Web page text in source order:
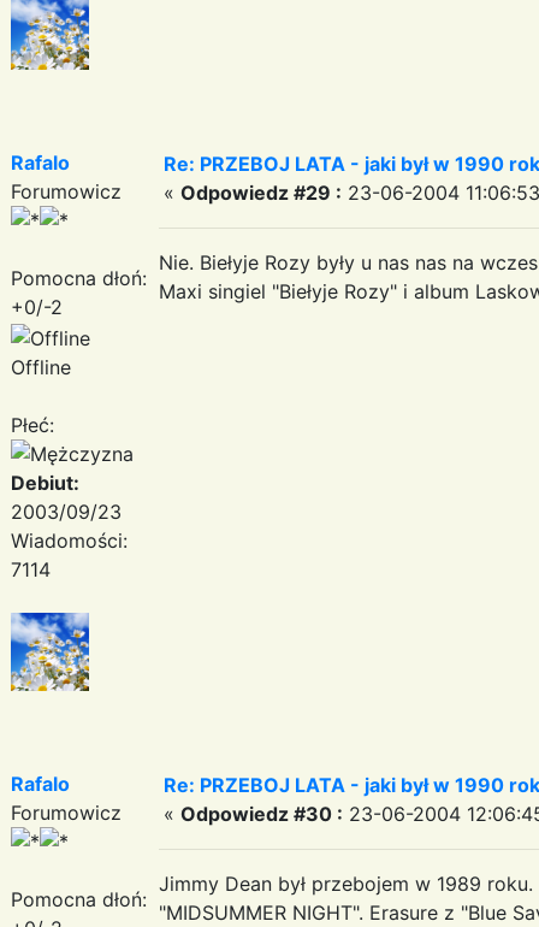
Rafalo
Forumowicz
Pomocna dłoń:
+0/-2
Offline
Płeć:
Debiut:
2003/09/23
Wiadomości:
7114
Re: PRZEBOJ LATA - jaki był w 1990
« Odpowiedz #29 : 23-06-2004
Nie. Biełyje Rozy były u nas nas na
Maxi singiel "Biełyje Rozy" i album
Rafalo
Forumowicz
Pomocna dłoń:
Re: PRZEBOJ LATA - jaki był w 1990
« Odpowiedz #30 : 23-06-2004
Jimmy Dean był przebojem w 1989
"MIDSUMMER NIGHT". Erasure z "Blue